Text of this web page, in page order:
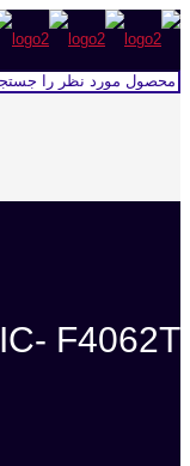
IC- F4062T